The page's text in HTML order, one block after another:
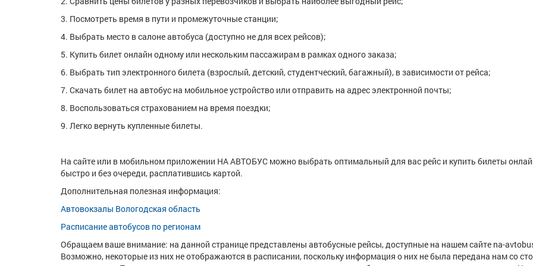
3. Посмотреть время в пути и промежуточные станции;
4. Выбрать место в салоне автобуса (доступно не для всех рейсов);
5. Купить билет онлайн одному или нескольким пассажирам в рамках одного заказа;
6. Выбрать тип электронного билета (взрослый, детский, студентческий, багажный), в зависимости от рейса;
7. Скачать билет на автобус на мобильное устройство или отправить на адрес электронной почты;
8. Воспользоваться страхованием на время поездки;
9. Легко вернуть купленные билеты.
На сайте или в мобильном приложении НА АВТОБУС можно выбрать оптимальный для вас рейс и купить билеты
быстро и без очереди, расплатившись картой.
Дополнительная полезная информация:
Автовокзалы Вологодская область
Расписание автобусов по регионам
Обращаем ваше внимание: на данной странице представлены автобусные рейсы, доступные на нашем сайте na-
Возможно, некоторые из них не отображаются в расписании, поскольку информация о них не была передана нам со